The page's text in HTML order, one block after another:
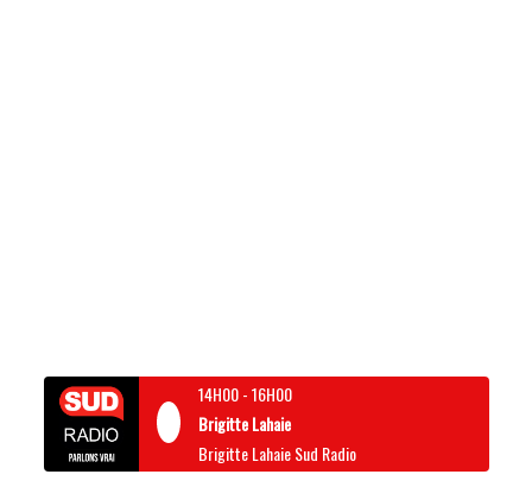
14H00-16H00
Brigitte Lahaie
Brigitte Lahaie Sud Radio